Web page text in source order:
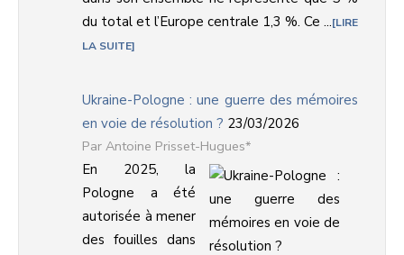
du total et l’Europe centrale 1,3 %. Ce ... LIRE
LA SUITE
Ukraine-Pologne : une guerre des mémoires
en voie de résolution ? 23/03/2026
Antoine Prisset-Hugues*
En 2025, la
Pologne a été
autorisée à mener
des fouilles dans